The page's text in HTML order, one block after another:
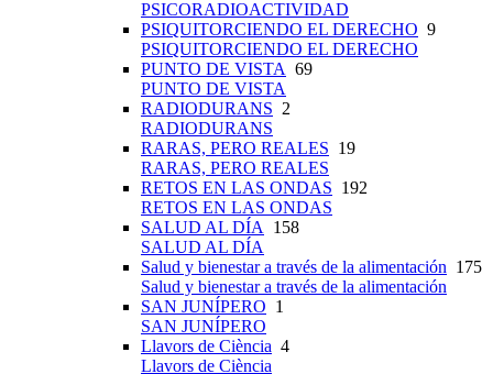
PSICORADIOACTIVIDAD
PSIQUITORCIENDO EL DERECHO 9
PSIQUITORCIENDO EL DERECHO
PUNTO DE VISTA 69
PUNTO DE VISTA
RADIODURANS 2
RADIODURANS
RARAS, PERO REALES 19
RARAS, PERO REALES
RETOS EN LAS ONDAS 192
RETOS EN LAS ONDAS
SALUD AL DÍA
158
SALUD AL DÍA
Salud y bienestar a través de la alimentación 175
Salud y bienestar a través de la alimentación
SAN JUNÍPERO 1
SAN JUNÍPERO
Llavors de Ciència 4
Llavors de Ciència